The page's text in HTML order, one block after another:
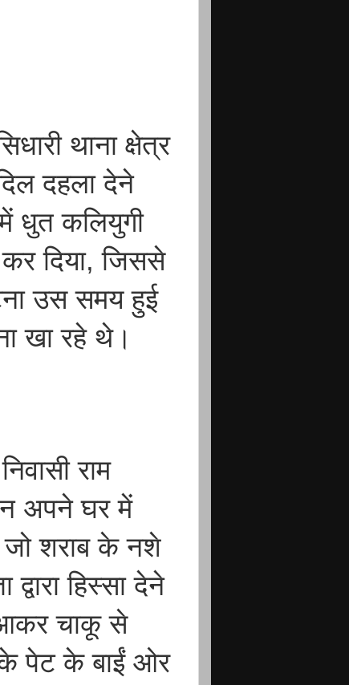
थाना क्षेत्र
दहला देने
धुत कलियुगी
दिया, जिससे
उस समय हुई
खा रहे थे।
राम
अपने घर में
शराब के नशे
हिस्सा देने
चाकू से
के पेट के बाईं ओर